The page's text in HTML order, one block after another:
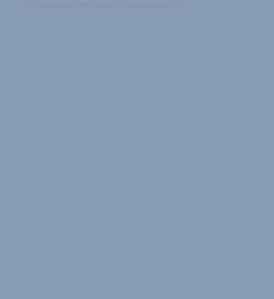
«« Выслать уточнения (дополнения) »»